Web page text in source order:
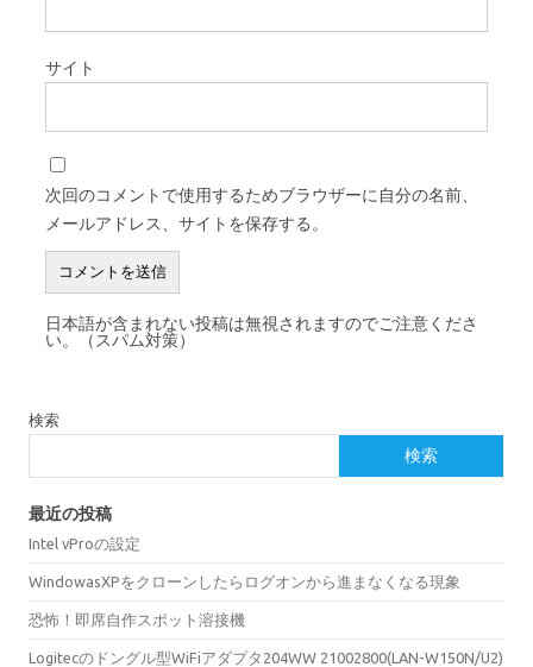
サイト
次回のコメントで使用するためブラウザーに自分の名前、
メールアドレス、サイトを保存する。
日本語が含まれない投稿は無視されますのでご注意くださ
い。（スパム対策）
検索
検索
最近の投稿
Intel vProの設定
WindowasXPをクローンしたらログオンから進まなくなる現象
恐怖！即席自作スポット溶接機
Logitecのドングル型WiFiアダプタ204WW 21002800(LAN-W150N/U2)